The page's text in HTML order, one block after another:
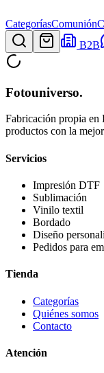
CategoríasComunión
B2B
Fotouniverso.
Fabricación propia en
productos con la
Servicios
Impresión DTF
Sublimación
Vinilo textil
Bordado
Diseño
Pedidos para
Tienda
Categorías
Quiénes somos
Contacto
Atención